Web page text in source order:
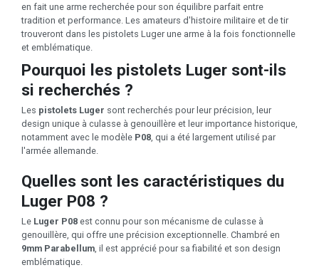
en fait une arme recherchée pour son équilibre parfait entre
tradition et performance. Les amateurs d'histoire militaire et de tir
trouveront dans les pistolets Luger une arme à la fois fonctionnelle
et emblématique.
Pourquoi les pistolets Luger sont-ils
si recherchés ?
Les pistolets Luger sont recherchés pour leur précision, leur
design unique à culasse à genouillère et leur importance historique,
notamment avec le modèle P08, qui a été largement utilisé par
l'armée allemande.
Quelles sont les caractéristiques du
Luger P08 ?
Le Luger P08 est connu pour son mécanisme de culasse à
genouillère, qui offre une précision exceptionnelle. Chambré en
9mm Parabellum , il est apprécié pour sa fiabilité et son design
emblématique.